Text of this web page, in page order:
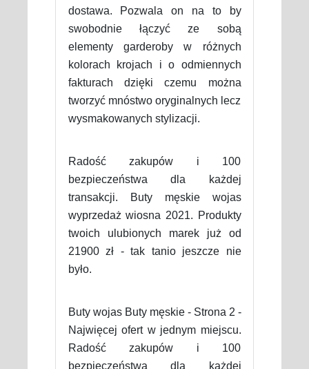
dostawa. Pozwala on na to by
swobodnie łączyć ze sobą
elementy garderoby w różnych
kolorach krojach i o odmiennych
fakturach dzięki czemu można
tworzyć mnóstwo oryginalnych lecz
wysmakowanych stylizacji.
Radość zakupów i 100
bezpieczeństwa dla każdej
transakcji. Buty męskie wojas
wyprzedaż wiosna 2021. Produkty
twoich ulubionych marek już od
21900 zł - tak tanio jeszcze nie
było.
Buty wojas Buty męskie - Strona 2 -
Najwięcej ofert w jednym miejscu.
Radość zakupów i 100
bezpieczeństwa dla każdej